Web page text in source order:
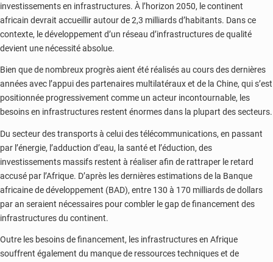
investissements en infrastructures. À l’horizon 2050, le continent
africain devrait accueillir autour de 2,3 milliards d’habitants. Dans ce
contexte, le développement d’un réseau d’infrastructures de qualité
devient une nécessité absolue.
Bien que de nombreux progrès aient été réalisés au cours des dernières
années avec l’appui des partenaires multilatéraux et de la Chine, qui s’est
positionnée progressivement comme un acteur incontournable, les
besoins en infrastructures restent énormes dans la plupart des secteurs.
Du secteur des transports à celui des télécommunications, en passant
par l’énergie, l’adduction d’eau, la santé et l’éduction, des
investissements massifs restent à réaliser afin de rattraper le retard
accusé par l’Afrique. D’après les dernières estimations de la Banque
africaine de développement (BAD), entre 130 à 170 milliards de dollars
par an seraient nécessaires pour combler le gap de financement des
infrastructures du continent.
Outre les besoins de financement, les infrastructures en Afrique
souffrent également du manque de ressources techniques et de